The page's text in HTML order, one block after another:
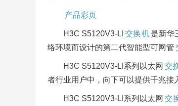
产品彩页
H3C S5120V3-LI 交换机 是新华
络环境而设计的第二代智能型可网管
H3C S5120V3-LI系列以太网 交
者行业用户中，向下可以提供千兆接
H3C S5120V3-LI系列以太网 交